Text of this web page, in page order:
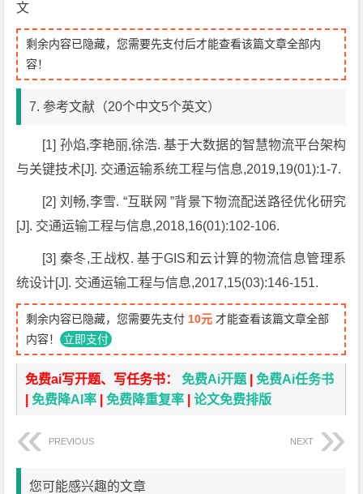
文
剩余内容已隐藏，您需要先支付后才能查看该篇文章全部内
容！
7. 参考文献（20个中文5个英文）
[1] 孙焰,李艳丽,徐浩. 基于大数据的智慧物流平台架构
与关键技术[J]. 交通运输系统工程与信息,2019,19(01):1-7.
[2] 刘畅,李雪. “互联网 ”背景下物流配送路径优化研究
[J]. 交通运输工程与信息,2018,16(01):102-106.
[3] 秦冬,王战权. 基于GIS和云计算的物流信息管理系
统设计[J]. 交通运输工程与信息,2017,15(03):146-151.
剩余内容已隐藏，您需要先支付 10元 才能查看该篇文章全部
内容！ 立即支付
免费ai写开题、写任务书：免费Ai开题 |免费Ai任务书
|免费降AI率 |免费降重复率 |论文免费排版
PREVIOUS NEXT
您可能感兴趣的文章